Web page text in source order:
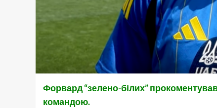
Форвард “зелено-білих”
командою.